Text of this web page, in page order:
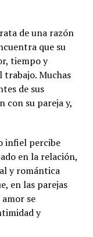
de una razón
que su
tiempo y
trabajo. Muchas
de sus
con su pareja y,
infiel percibe
en la relación,
y romántica
en las parejas
se
y